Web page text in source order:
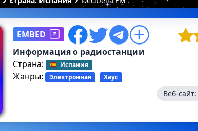
EMBED
Информация о радиостанции
Страна:
Испания
Жанры: Электронная Хаус
Веб-сайт: